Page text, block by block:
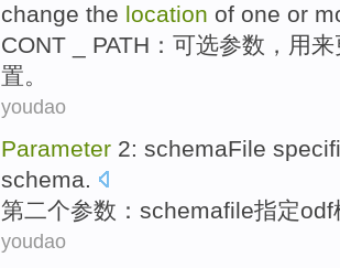
change the location of one or
CONT _ PATH： 可选参数 ， 用来
置。
youdao
Parameter 2: schemaFile
schema.
第二个参数 ： schemafile指定odf
youdao